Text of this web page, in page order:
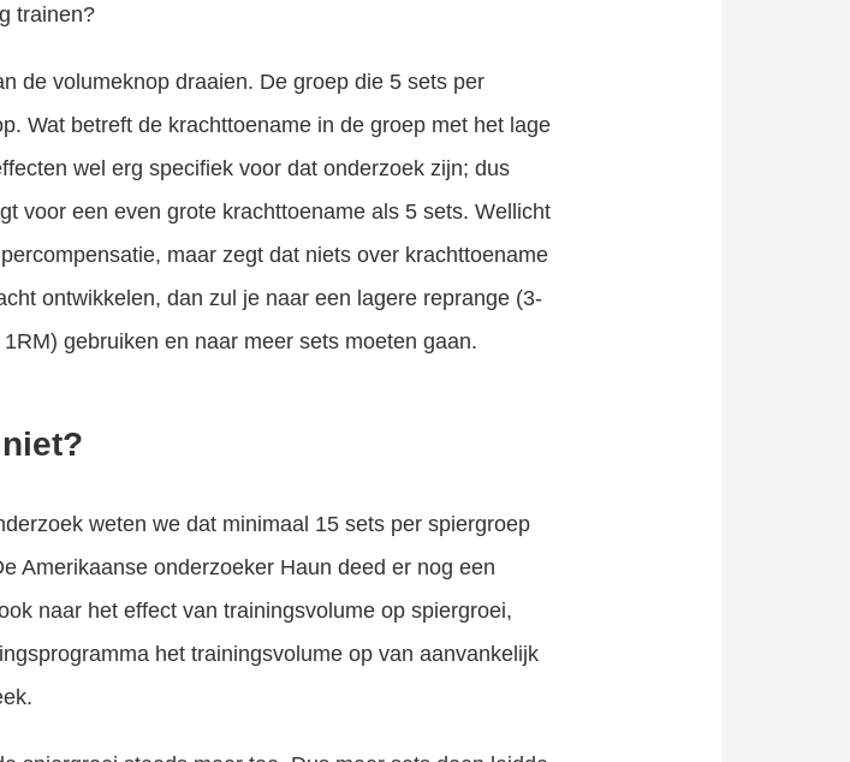
trainen?
de volumeknop draaien. De groep die 5 sets per
Wat betreft de krachttoename in de groep met het lage
wel erg specifiek voor dat onderzoek zijn; dus
voor een even grote krachttoename als 5 sets. Wellicht
maar zegt dat niets over krachttoename
ontwikkelen, dan zul je naar een lagere reprange (3-
gebruiken en naar meer sets moeten gaan.
weten we dat minimaal 15 sets per spiergroep
Amerikaanse onderzoeker Haun deed er nog een
naar het effect van trainingsvolume op spiergroei,
het trainingsvolume op van aanvankelijk